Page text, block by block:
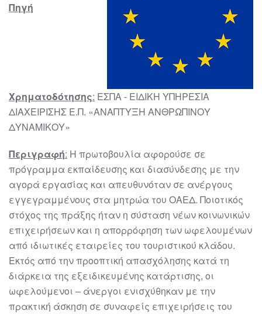
Πηγή
Χρηματοδότησης: ΕΣΠΑ - ΕΙΔΙΚΗ ΥΠΗΡΕΣΙΑ
ΔΙΑΧΕΙΡΙΣΗΣ Ε.Π. «ΑΝΑΠΤΥΞΗ ΑΝΘΡΩΠΙΝΟΥ
ΔΥΝΑΜΙΚΟΥ»
Περιγραφή: Η πρωτοβουλία αφορούσε σε
πρόγραμμα εκπαίδευσης και διασύνδεσης με την
αγορά εργασίας και απευθυνόταν σε ανέργους
εγγεγραμμένους στα μητρώα του ΟΑΕΔ. Ποιοτικός
στόχος της πράξης ήταν η σύσταση νέων κοινωνικών
επιχειρήσεων και η απορρόφηση των ωφελουμένων
από ιδιωτικές εταιρείες του τουριστικού κλάδου.
Εκτός από την προοπτική απασχόλησης κατά τη
διάρκεια της εξειδικευμένης κατάρτισης, οι
ωφελούμενοι – άνεργοι ενισχύθηκαν με την
πρακτική άσκηση σε συναφείς επιχειρήσεις του